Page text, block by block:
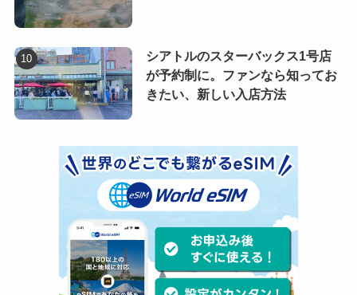
シアトルのスターバックス1号店
が予約制に。ファンなら知ってお
きたい、新しい入店方法